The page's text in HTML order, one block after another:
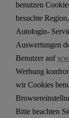
benutzen
besuchte
Autologin-
Auswertungen
Benutzer auf
Werbung
wir Cookies
Bitte beachten